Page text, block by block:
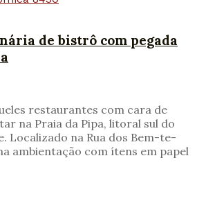
de bistrô com pegada
restaurantes com cara de
na Praia da Pipa, litoral sul do
Localizado na Rua dos Bem-te-
ambientação com ítens em papel